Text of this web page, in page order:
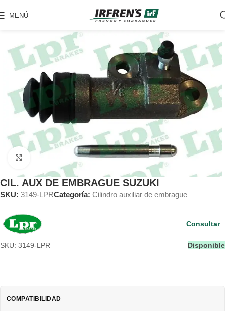
MENÚ
Clic para ampliar
CIL. AUX DE EMBRAGUE SUZUKI
SKU: 3149-LPRCategoría: Cilindro auxiliar de embrague
SKU: 3149-LPR Disponible
Consultar
COMPATIBILIDAD